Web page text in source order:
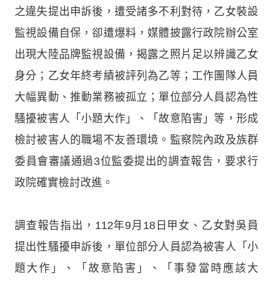
之違失提出申訴後，遭受諸多不利對待，乙女裝設
監視設備自保，卻遭爆料，媒體披露行政院辦公室
出現大陸品牌監視設備，揭露之照片足以辨識乙女
身分；乙女年終考績被評列為乙等；工作團隊人員
大幅異動、推動業務被孤立；單位部分人員認為性
騷擾被害人「小題大作」、「故意陷害」等，形成
檢討被害人的職場不友善環境。監察院內政及族群
委員會審議通過3位監委提出的調查報告，要求行
政院確實檢討改進。
調查報告指出，112年9月18日甲女、乙女對吳員
提出性騷擾申訴後，單位部分人員認為被害人「小
題大作」、「故意陷害」、「事發當時應該大